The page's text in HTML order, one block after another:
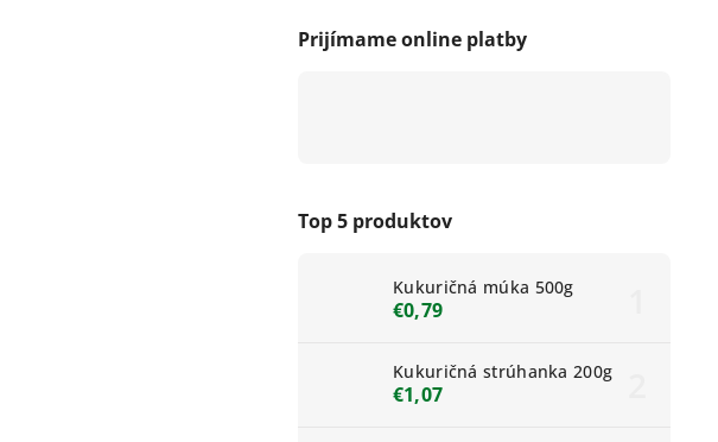
Prijímame online platby
Top 5 produktov
Kukuričná múka 500g
€0,79
Kukuričná strúhanka 200g
€1,07